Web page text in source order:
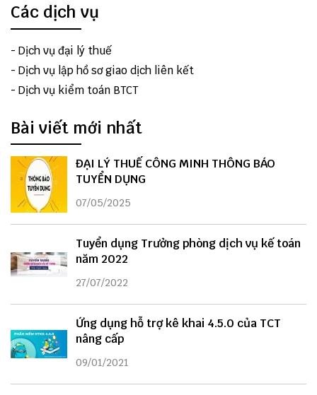
Các dịch vụ
- Dịch vụ đại lý thuế
- Dịch vụ lập hồ sơ giao dịch liên kết
- Dịch vụ kiểm toán BTCT
Bài viết mới nhất
ĐẠI LÝ THUẾ CÔNG MINH THÔNG BÁO
TUYỂN DỤNG
07/05/2025
Tuyển dụng Trưởng phòng dịch vụ kế toán
năm 2022
27/07/2022
Ứng dụng hỗ trợ kê khai 4.5.0 của TCT
nâng cấp
09/01/2021